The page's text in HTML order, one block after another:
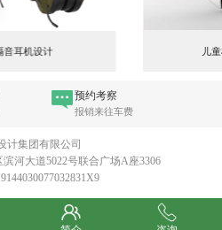
音耳机设计 儿
预约考察
报销来往车费
计集团有限公司
河大道5022号联合广场A座3306